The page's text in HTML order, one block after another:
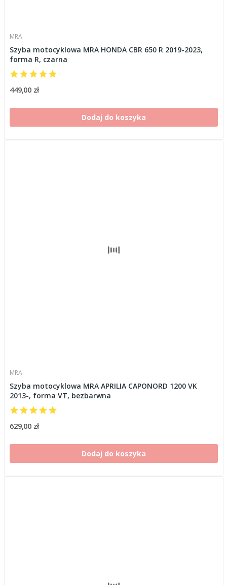
MRA
Szyba motocyklowa MRA HONDA CBR 650 R 2019-2023,
forma R, czarna
449,00 zł
Dodaj do koszyka
MRA
Szyba motocyklowa MRA APRILIA CAPONORD 1200 VK
2013-, forma VT, bezbarwna
629,00 zł
Dodaj do koszyka